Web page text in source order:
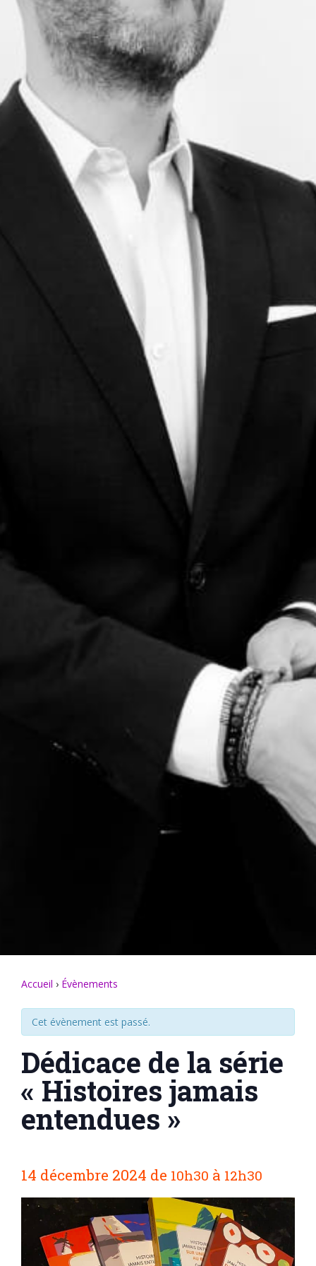
Accueil › Évènements
Cet évènement est passé.
Dédicace de la série
« Histoires jamais
entendues »
a
v
14 décembre 2024 de 10h30 à 12h30